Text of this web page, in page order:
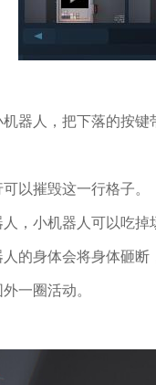
器人，把下落的按键
以摧毁这一行格子。
，小机器人可以吃掉
的身体会将身体砸
一圈活动。